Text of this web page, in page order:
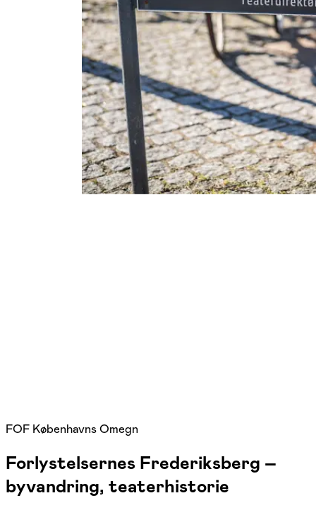
FOF Københavns Omegn
Forlystelsernes Frederiksberg –
byvandring, teaterhistorie